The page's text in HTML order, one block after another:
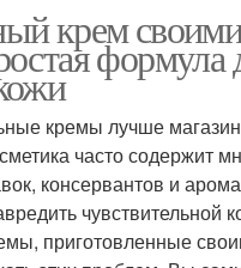
крем
формула
кремы лучше
часто содержит
консервантов и
чувствительной
приготовленные